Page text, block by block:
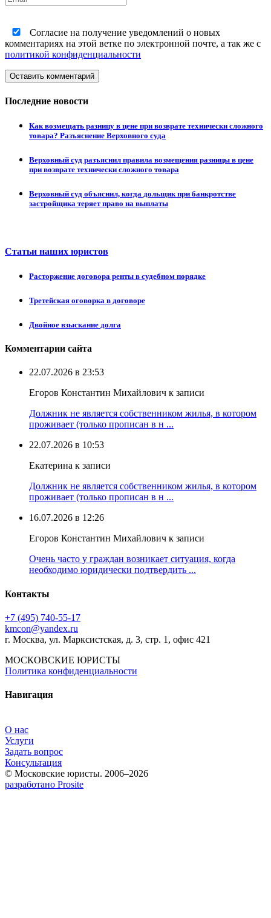
Согласие на получение уведомлений о новых
комментариях на этой ветке по электронной почте, а так же с
политикой конфиденциальности
Оставить комментарий
Последние новости
Как возмещать разницу в цене при возврате технически сложного
товара? Разъяснение Верховного суда
Верховный суд разъяснил правила возмещения разницы в цене
при возврате технически сложного товара
Верховный суд объяснил, когда дольщик при банкротстве
застройщика теряет право на выплаты
Статьи наших юристов
Расторжение договора ренты в судебном порядке
Третейская оговорка в договоре
Двойное взыскание долга
Комментарии сайта
22.07.2026 в 23:53
Егоров Константин Михайлович к записи
Должник не является собственником жилья, в котором
проживает (только прописан в н ...
22.07.2026 в 10:53
Екатерина к записи
Должник не является собственником жилья, в котором
проживает (только прописан в н ...
16.07.2026 в 12:26
Егоров Константин Михайлович к записи
Очень часто у граждан возникает ситуация, когда
необходимо юридически подтвердить ...
Контакты
+7 (495) 740‑55‑17
kmcon@yandex.ru
г. Москва, ул. Марксистская, д. 3, стр. 1, офис 421
МОСКОВСКИЕ ЮРИСТЫ
Политика конфиденциальности
Навигация
О нас
Услуги
Задать вопрос
Консультация
© Московские юристы. 2006–2026
разработано Prosite